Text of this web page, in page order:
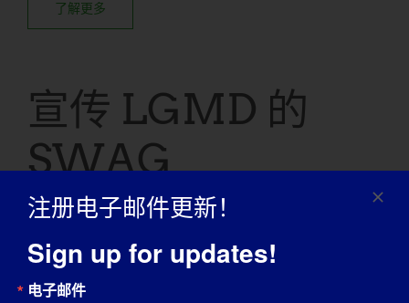
了解更多
宣传 LGMD 的
SWAG
物品来提高人们的认识？如果有，请在以下网站查看我
们的官方商品
注册电子邮件更新！
Sign up for updates!
电子邮件